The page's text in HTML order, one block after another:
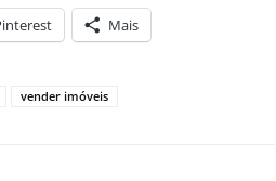
Mais
vender imóveis